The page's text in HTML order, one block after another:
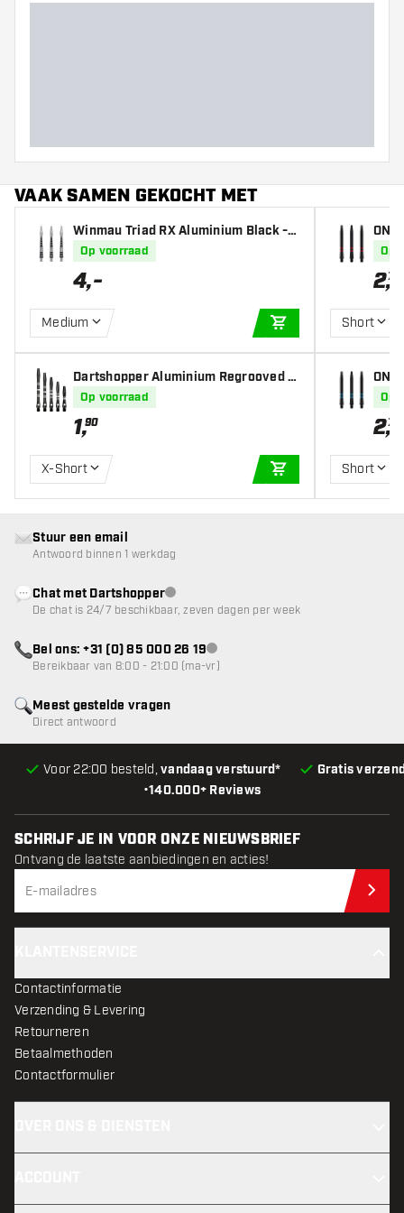
VAAK SAMEN GEKOCHT MET
Winmau Triad RX Aluminium Black - D
art Shafts
Op voorraad
4,-
Medium
IN WINKELWAGEN
Dartshopper Aluminium Regrooved B
lack - Dart Shafts
Op voorraad
1,90
X-Short
IN WINKELWAGEN
Op
2,70
Short
Op
2,70
Short
•140.000+ Reviews
Voor 22:00 besteld,vandaag verstuurd* Gratis
Meest gestelde vragen
Direct antwoord
Stuur een email
Antwoord binnen 1 werkdag
Chat met Dartshopperklantenservice niet beschikbaar
De chat is 24/7 beschikbaar, zeven dagen per week
Bel ons: +31 (0) 85 000 26 19klantenservice niet beschikbaar
Bereikbaar van 8:00 - 21:00 (ma-vr)
SCHRIJF JE IN VOOR ONZE NIEUWSBRIEF
Ontvang de laatste aanbiedingen en acties!
Contactinformatie
Verzending & Levering
Retourneren
Betaalmethoden
Contactformulier